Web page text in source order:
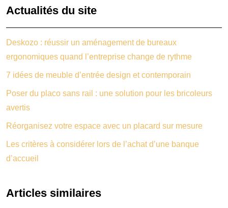
Actualités du site
Deskozo : réussir un aménagement de bureaux
ergonomiques quand l’entreprise change de rythme
7 idées de meuble d’entrée design et contemporain
Poser du placo sans rail : une solution pour les bricoleurs
avertis
Réorganisez votre espace avec un placard sur mesure
Les critères à considérer lors de l’achat d’une banque
d’accueil
Articles similaires